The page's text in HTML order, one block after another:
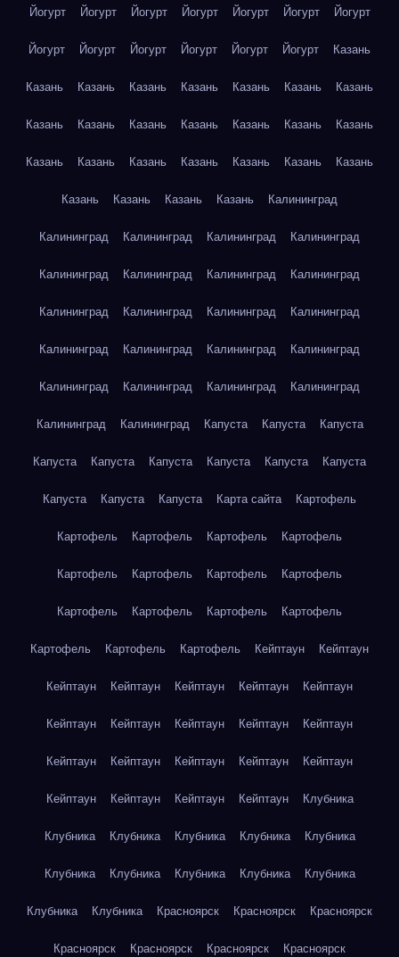
Йогурт Йогурт Йогурт Йогурт Йогурт Йогурт Йогурт
Йогурт Йогурт Йогурт Йогурт Йогурт Йогурт Казань
Казань Казань Казань Казань Казань Казань Казань
Казань Казань Казань Казань Казань Казань Казань
Казань Казань Казань Казань Казань Казань Казань
Казань Казань Казань Казань Калининград
Калининград Калининград Калининград Калининград
Калининград Калининград Калининград Калининград
Калининград Калининград Калининград Калининград
Калининград Калининград Калининград Калининград
Калининград Калининград Калининград Калининград
Калининград Калининград Капуста Капуста Капуста
Капуста Капуста Капуста Капуста Капуста Капуста
Капуста Капуста Капуста Карта сайта Картофель
Картофель Картофель Картофель Картофель
Картофель Картофель Картофель Картофель
Картофель Картофель Картофель Картофель
Картофель Картофель Картофель Кейптаун Кейптаун
Кейптаун Кейптаун Кейптаун Кейптаун Кейптаун
Кейптаун Кейптаун Кейптаун Кейптаун Кейптаун
Кейптаун Кейптаун Кейптаун Кейптаун Кейптаун
Кейптаун Кейптаун Кейптаун Кейптаун Клубника
Клубника Клубника Клубника Клубника Клубника
Клубника Клубника Клубника Клубника Клубника
Клубника Клубника Красноярск Красноярск Красноярск
Красноярск Красноярск Красноярск Красноярск